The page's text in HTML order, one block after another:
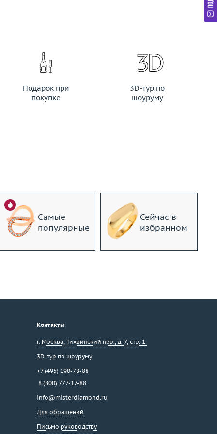
Подарок при
покупке
3D-тур по
шоуруму
Самые
популярные
Сейчас в
избранном
Контакты
г. Москва, Тихвинский пер., д. 7, стр. 1.
3D-тур по шоуруму
+7 (495) 190-78-88
8 (800) 777-17-88
info@misterdiamond.ru
Для обращений
Письмо руководству